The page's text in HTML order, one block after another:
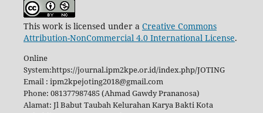
This work is licensed under a Creative Commons
Attribution-NonCommercial 4.0 International License.
Online
System:https://journal.ipm2kpe.or.id/index.php/JOTING
Email : ipm2kpejoting2018@gmail.com
Phone: 081377987485 (Ahmad Gawdy Prananosa)
Alamat: Jl Babut Taubah Kelurahan Karya Bakti Kota